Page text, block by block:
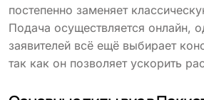
постепенно заменяет
Подача осуществляется онлайн,
заявителей всё ещё выбирает
так как он позволяет ускорить